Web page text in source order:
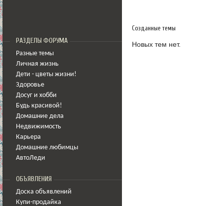
РАЗДЕЛЫ ФОРУМА
Разные темы
Личная жизнь
Дети - цветы жизни!
Здоровье
Досуг и хобби
Будь красивой!
Домашние дела
Недвижимость
Карьера
Домашние любимцы
АвтоЛеди
ОБЪЯВЛЕНИЯ
Доска объявлений
Купи-продайка
Созданные темы
Новых тем нет.